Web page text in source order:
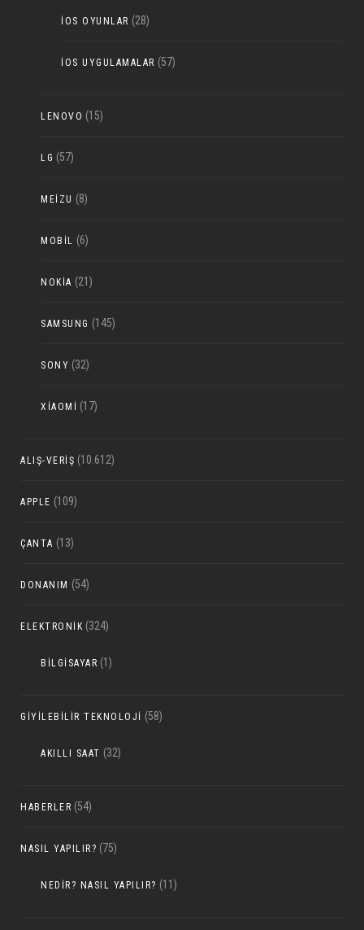
IOS OYUNLAR (28)
IOS UYGULAMALAR (57)
LENOVO (15)
LG (57)
MEIZU (8)
MOBIL (6)
NOKIA (21)
SAMSUNG (145)
SONY (32)
XIAOMI (17)
ALIŞ-VERIŞ (10.612)
APPLE (109)
ÇANTA (13)
DONANIM (54)
ELEKTRONIK (324)
BILGISAYAR (1)
GIYILEBILIR TEKNOLOJI (58)
AKILLI SAAT (32)
HABERLER (54)
NASIL YAPILIR? (75)
NEDIR? NASIL YAPILIR? (11)